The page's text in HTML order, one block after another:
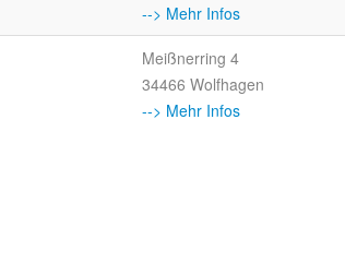
--> Mehr Infos
Meißnerring 4
34466 Wolfhagen
--> Mehr Infos